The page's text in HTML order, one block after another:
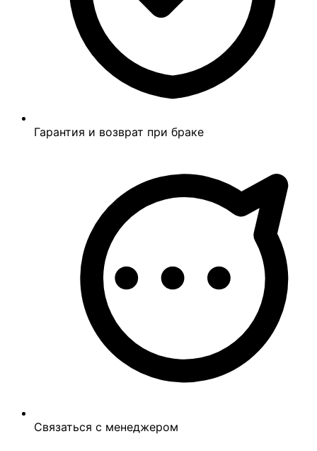
Гарантия и возврат при браке
Связаться с менеджером